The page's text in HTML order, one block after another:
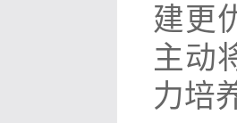
建更
主动
力培